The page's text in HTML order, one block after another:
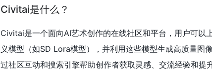
Civitai是什么？
Civitai是一个面向AI艺术创作的在线社区和平台，用户可
义模型（如SD Lora模型），并利用这些模型生成高质量图
过社区互动和搜索引擎帮助创作者获取灵感、交流经验和提